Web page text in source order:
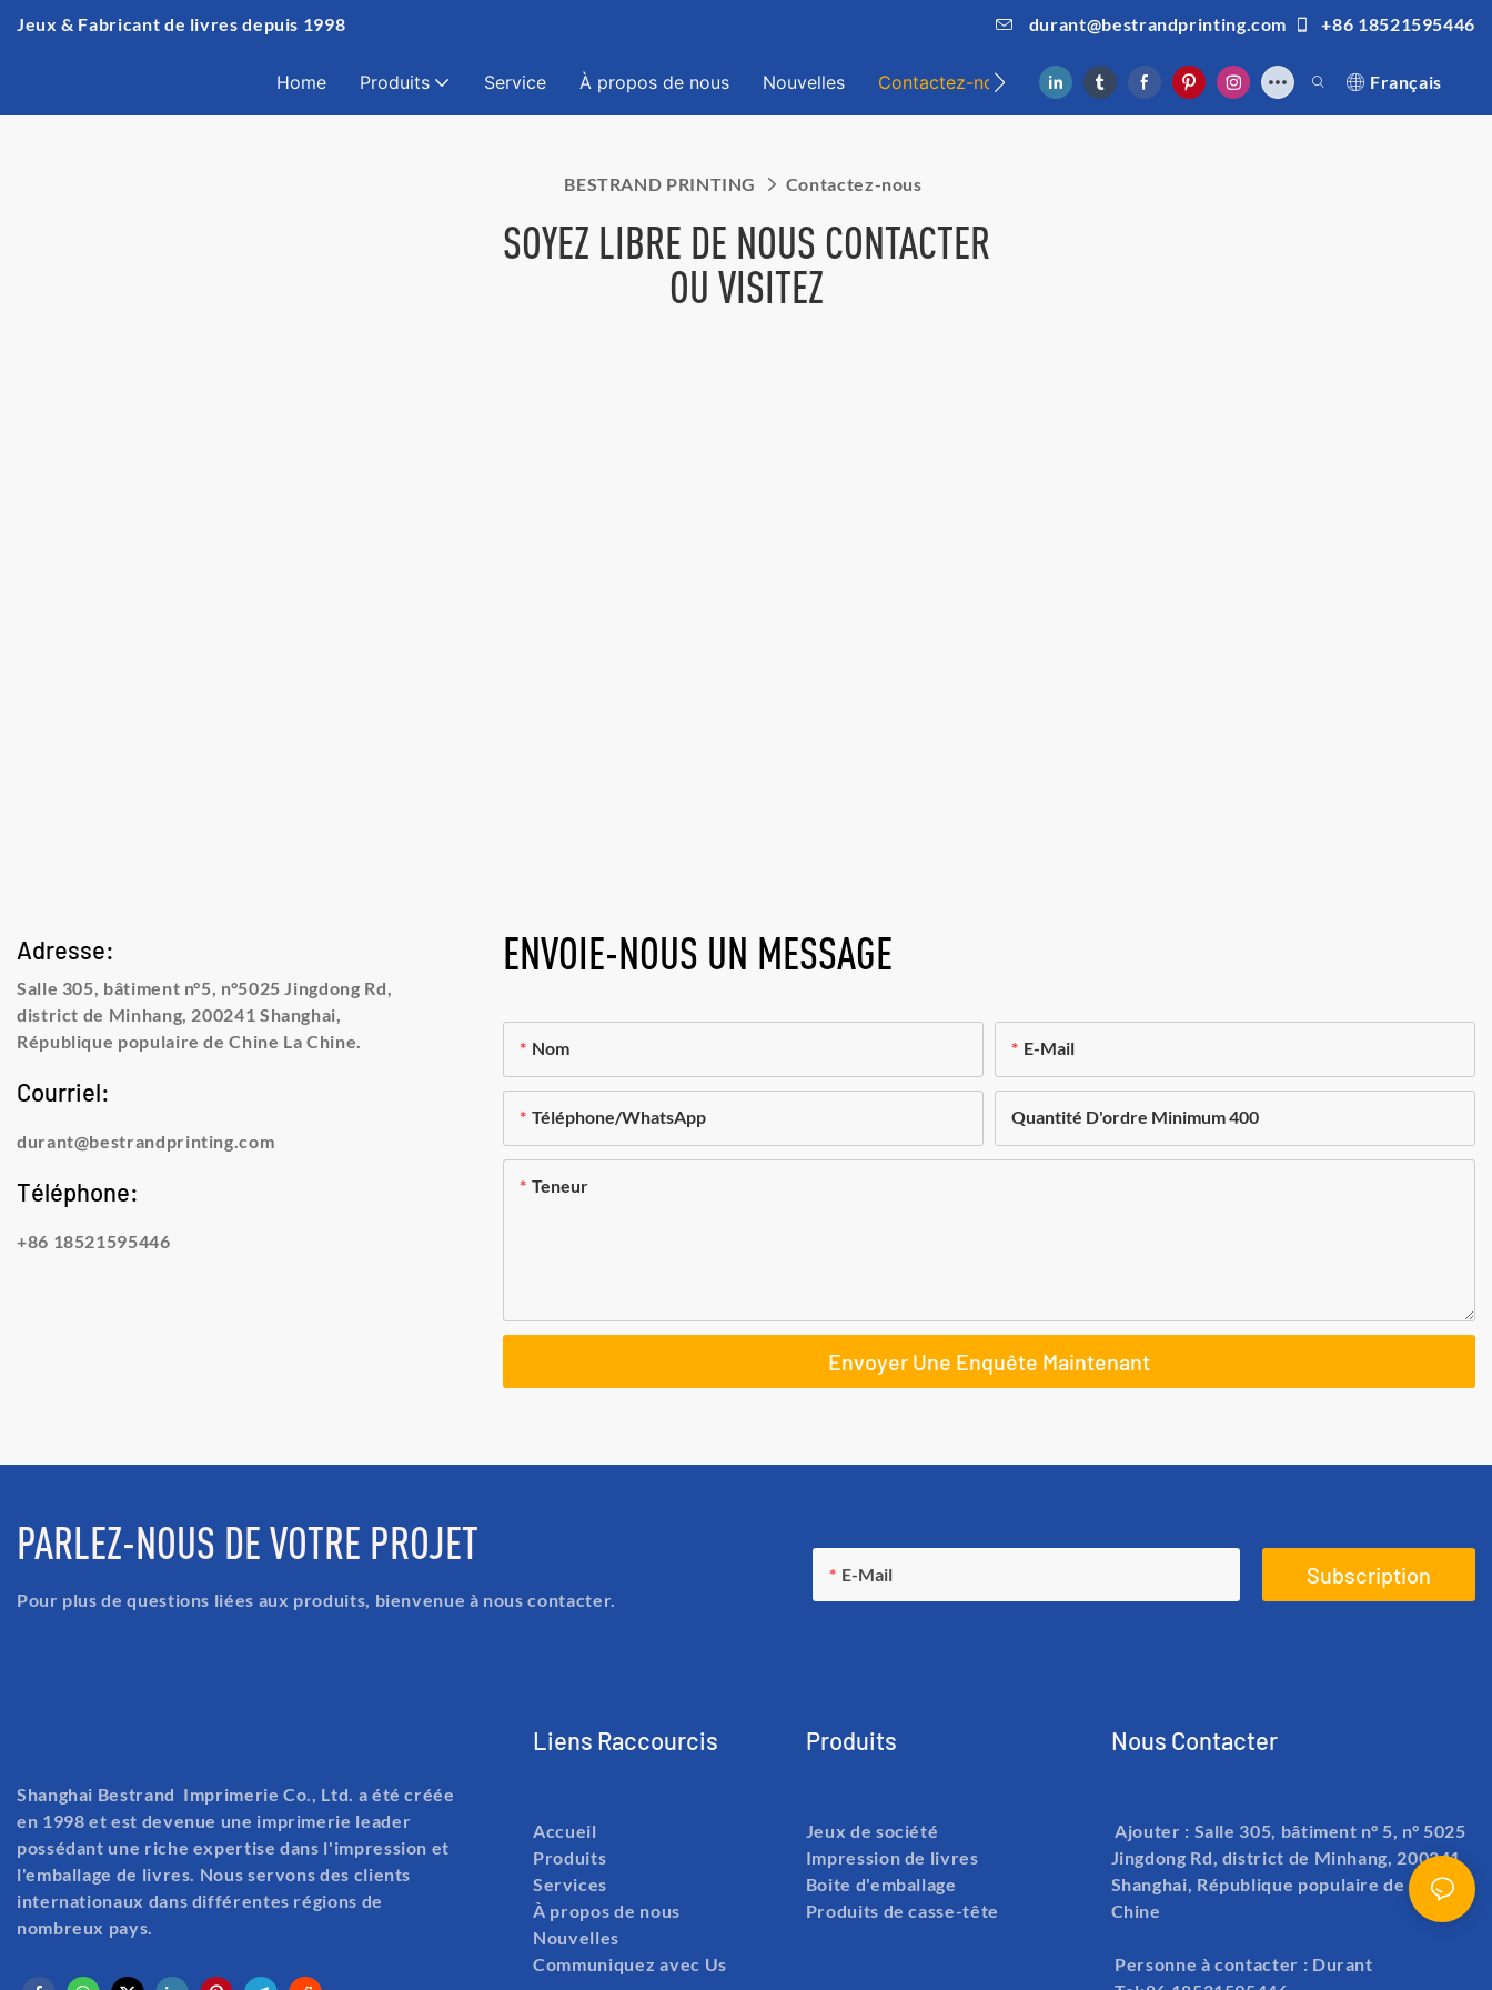
Jeux & Fabricant de livres depuis 1998 durant@bestrandprinting.com +86 18521595446
Home Produits Service À propos de nous Nouvelles Contactez-nous Français
BESTRAND PRINTING Contactez-nous
SOYEZ LIBRE DE NOUS CONTACTER
OU VISITEZ
Adresse:
Salle 305, bâtiment n°5, n°5025 Jingdong Rd,
district de Minhang, 200241 Shanghai,
République populaire de Chine La Chine.
Courriel:
durant@bestrandprinting.com
Téléphone:
+86 18521595446
ENVOIE-NOUS UN MESSAGE
Nom E-Mail
Téléphone/WhatsApp Quantité D'ordre Minimum 400
Teneur
Envoyer Une Enquête Maintenant
PARLEZ-NOUS DE VOTRE PROJET
Pour plus de questions liées aux produits, bienvenue à nous contacter.
E-Mail Subscription
Shanghai Bestrand Imprimerie Co., Ltd. a été créée
en 1998 et est devenue une imprimerie leader
possédant une riche expertise dans l'impression et
l'emballage de livres. Nous servons des clients
internationaux dans différentes régions de
nombreux pays.
Liens Raccourcis
Accueil
Produits
Services
À propos de nous
Nouvelles
Communiquez avec Us
Produits
Jeux de société
Impression de livres
Boite d'emballage
Produits de casse-tête
Nous Contacter
Ajouter : Salle 305, bâtiment n° 5, n° 5025
Jingdong Rd, district de Minhang, 200241
Shanghai, République populaire de Chine.
Chine
Personne à contacter : Durant